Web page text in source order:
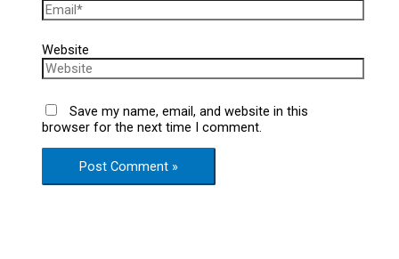
Website
Save my name, email, and website in this
browser for the next time I comment.